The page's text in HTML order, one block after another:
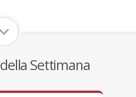
della Settimana